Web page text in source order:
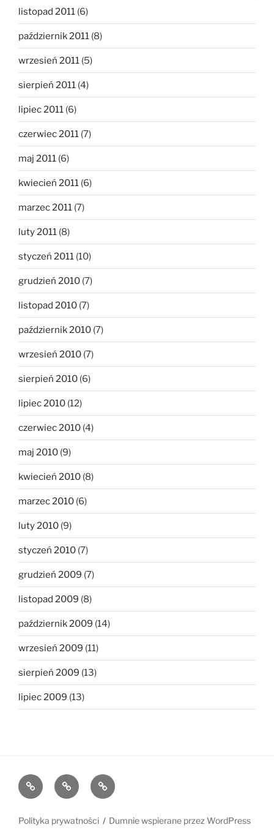
listopad 2011 (6)
październik 2011 (8)
wrzesień 2011 (5)
sierpień 2011 (4)
lipiec 2011 (6)
czerwiec 2011 (7)
maj 2011 (6)
kwiecień 2011 (6)
marzec 2011 (7)
luty 2011 (8)
styczeń 2011 (10)
grudzień 2010 (7)
listopad 2010 (7)
październik 2010 (7)
wrzesień 2010 (7)
sierpień 2010 (6)
lipiec 2010 (12)
czerwiec 2010 (4)
maj 2010 (9)
kwiecień 2010 (8)
marzec 2010 (6)
luty 2010 (9)
styczeń 2010 (7)
grudzień 2009 (7)
listopad 2009 (8)
październik 2009 (14)
wrzesień 2009 (11)
sierpień 2009 (13)
lipiec 2009 (13)
The
1MB
The
512KB
The
250kb
Polityka prywatności Dumnie wspierane przez WordPress